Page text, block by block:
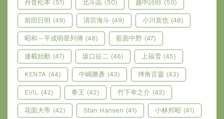
丹普松本 (51) 北斗晶 (50) 越中詩郎 (50)
前田日明 (49) 清宮海斗 (49) 小川直也 (48)
昭和～平成明星列傳 (48) 藍面中野 (47)
連載始動 (47) 坂口征二 (46) 上福雪 (45)
KENTA (44) 中嶋勝彥 (43) 摔角言靈 (43)
EVIL (42) 拳王 (42) 竹下幸之介 (42)
花面大帝 (42) Stan Hansen (41) 小林邦昭 (41)